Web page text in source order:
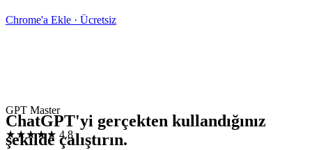
Chrome'a Ekle · Ücretsiz
GPT Master
★★★★★ 4.8
ChatGPT'yi gerçekten kullandığınız
şekilde çalıştırın.